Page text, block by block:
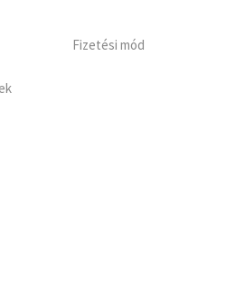
Fizetési mód